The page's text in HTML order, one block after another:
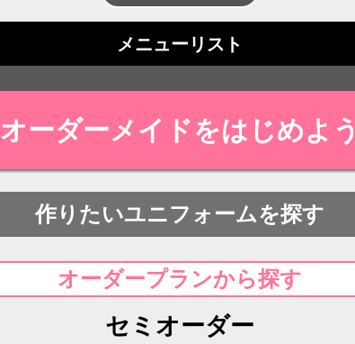
メニューリスト
オーダーメイドをはじめよう
作りたいユニフォームを探す
オーダープランから探す
セミオーダー